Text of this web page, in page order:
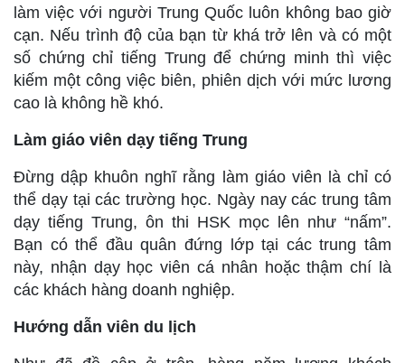
làm việc với người Trung Quốc luôn không bao giờ
cạn. Nếu trình độ của bạn từ khá trở lên và có một
số chứng chỉ tiếng Trung để chứng minh thì việc
kiếm một công việc biên, phiên dịch với mức lương
cao là không hề khó.
Làm giáo viên dạy tiếng Trung
Đừng dập khuôn nghĩ rằng làm giáo viên là chỉ có
thể dạy tại các trường học. Ngày nay các trung tâm
dạy tiếng Trung, ôn thi HSK mọc lên như “nấm”.
Bạn có thể đầu quân đứng lớp tại các trung tâm
này, nhận dạy học viên cá nhân hoặc thậm chí là
các khách hàng doanh nghiệp.
Hướng dẫn viên du lịch